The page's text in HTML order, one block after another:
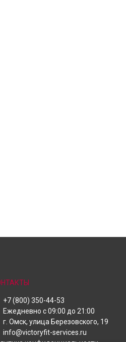
+7 (800) 350-44-53
Ежедневно с 09:00 до 21:00
г. Омск, улица Березовского, 19
info@victoryfit-services.ru